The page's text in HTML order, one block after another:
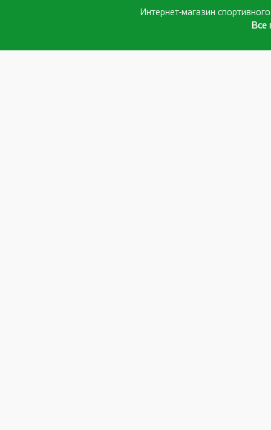
Интернет-магазин
Все